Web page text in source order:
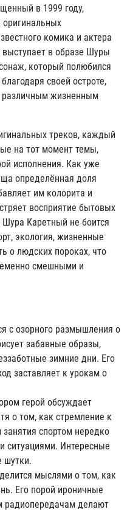
в 1999 году,
комика и актера
в образе Шуры
который полюбился
своей остроте,
различным жизненным
треков, каждый
на тот момент темы,
исполнения. Как уже
определённая доля
им колорита и
восприятие бытовых
Каретный не боится
экология, жизненные
о людских пороках, что
смешными и
с озорного размышления о
забавные образы,
зимние дни. Его
заставляет к урокам о
герой обсуждает
о том, как стремление к
спортом нередко
ситуациями. Интересные
шутки.
мыслями о том, как
Его порой ироничные
радиопередачам делают